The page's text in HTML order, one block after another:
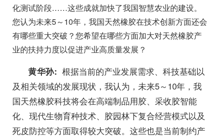
化测试阶段……这些成就加快了我国智慧农业的建设。
您认为未来5～10年，我国天然橡胶在技术创新方面还会
有哪些重大突破？您希望在哪些方面加大对天然橡胶产
业的扶持力度以促进产业高质量发展？
黄华孙: 根据当前的产业发展需求、科技基础以
及相关领域的发展现状，我认为，未来5～10年，我
国天然橡胶科技将会在高端制品用胶、采收胶智能
化、现代生物育种技术、胶园林下复合经营模式以及
死皮防控等方面取得较大突破。这些也是当前制约产